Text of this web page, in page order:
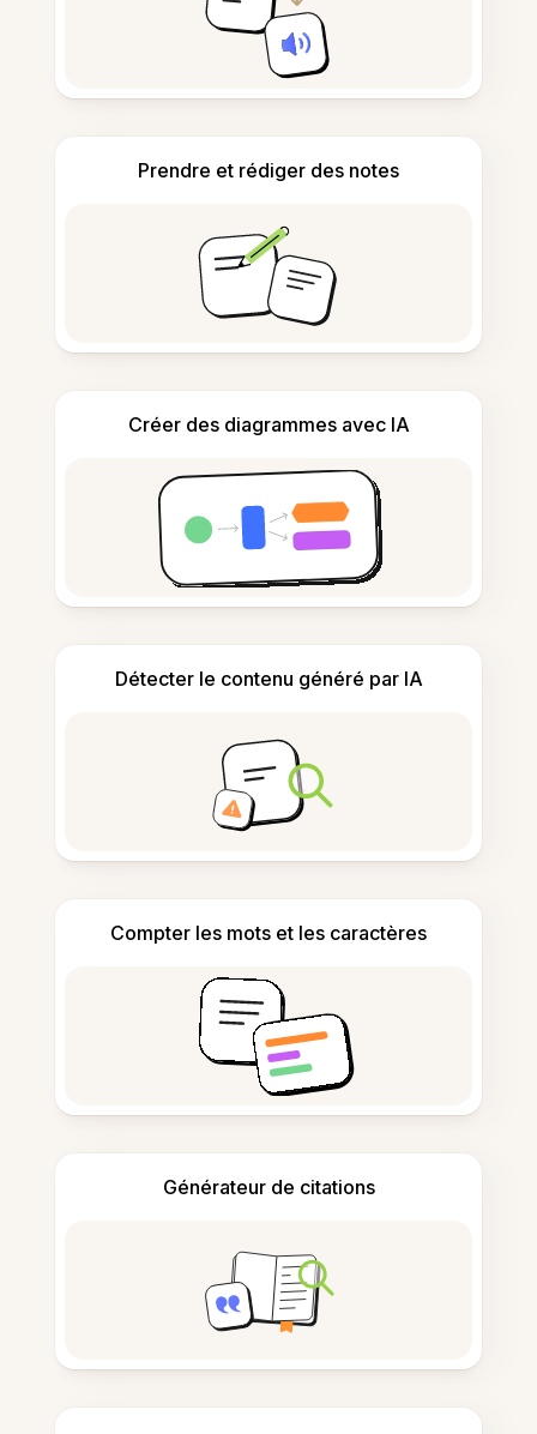
Prendre et rédiger des notes
Créer des diagrammes avec IA
Détecter le contenu généré par IA
Compter les mots et les caractères
Générateur de citations